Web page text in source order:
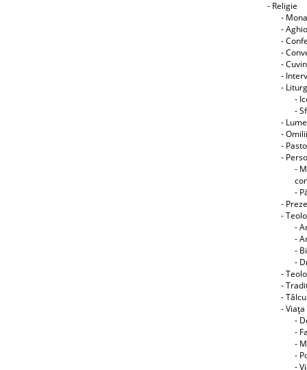
- Religie
-
-
-
-
-
-
-
-
-
-
- Omilii
-
-
-
-
-
-
-
-
-
-
-
-
-
-
-
-
-
-
-